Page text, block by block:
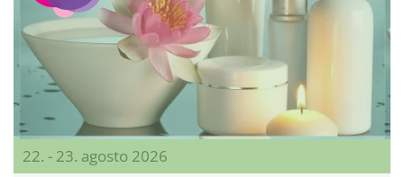
22. - 23. agosto 2026